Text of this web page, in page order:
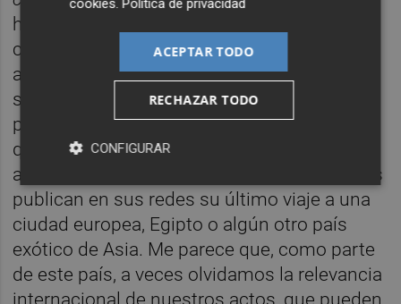
han escapado unos días visitando museos,
celebrando despedidas de soltero o
asistiendo a conciertos de música. Es como
si quisiéramos turismo, pero no en nuestra
propia casa. Yo sí puedo viajar, pero otros
que no vengan a mi ciudad. No salgo de mi
asombro cuando algunas de estas personas
publican en sus redes su último viaje a una
ciudad europea, Egipto o algún otro país
exótico de Asia. Me parece que, como parte
de este país, a veces olvidamos la relevancia
internacional de nuestros actos, que pueden
cookies.Política de privacidad
ACEPTAR TODO
RECHAZAR TODO
CONFIGURAR